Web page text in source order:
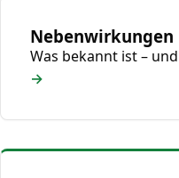
Nebenwirkungen
Was bekannt ist –
→